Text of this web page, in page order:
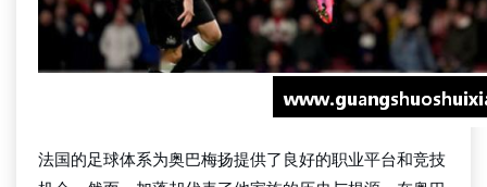
法国的足球体系为奥巴梅扬提供了良好的职业平台和竞技